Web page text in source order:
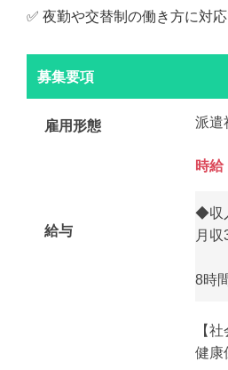
✅ 夜勤や交替制の働き方に対
募集要項
雇用形態 派遣
給与
時給
◆収
月収
8時
【
健康